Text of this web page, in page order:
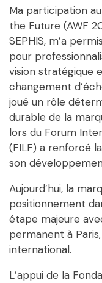
Ma participation
the Future (AWF
SEPHIS, m’a
pour
vision stratégique
changement
joué un rôle
durable de la
lors du Forum
(FILF) a renforcé
son
Aujourd’hui, la
positionnement
étape majeure
permanent à
international.
L’appui de la